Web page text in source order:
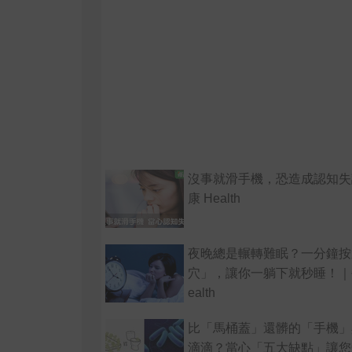
沒事就滑手機，恐造成認知
康 Health
夜晚總是輾轉難眠？一分鐘
穴」，讓你一躺下就秒睡！
ealth
比「馬桶蓋」還髒的「手機
滴滴？當心「五大缺點」讓